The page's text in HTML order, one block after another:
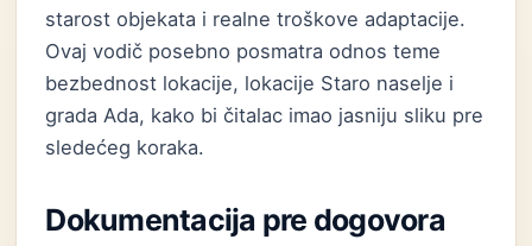
starost objekata i realne troškove adaptacije.
Ovaj vodič posebno posmatra odnos teme
bezbednost lokacije, lokacije Staro naselje i
grada Ada, kako bi čitalac imao jasniju sliku pre
sledećeg koraka.
Dokumentacija pre dogovora